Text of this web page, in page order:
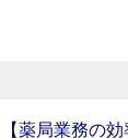
【薬局業務の